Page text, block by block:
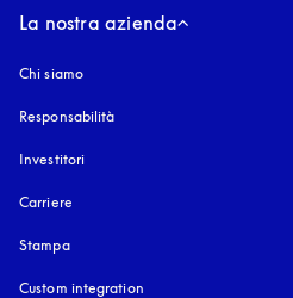
La nostra azienda
Chi siamo
Responsabilità
Investitori
Carriere
Stampa
Custom integration